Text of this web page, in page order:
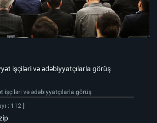
işçiləri və ədəbiyyatçılarla görüş
işçiləri və ədəbiyyatçılarla görüş
: 112 ]